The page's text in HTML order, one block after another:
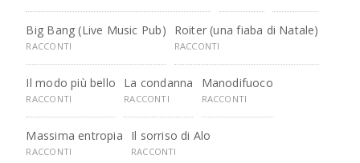
Big Bang (Live Music Pub)
RACCONTI
Roiter (una fiaba di Natale)
RACCONTI
Il modo più bello
RACCONTI
La condanna
RACCONTI
Manodifuoco
RACCONTI
Massima entropia
RACCONTI
Il sorriso di Alo
RACCONTI